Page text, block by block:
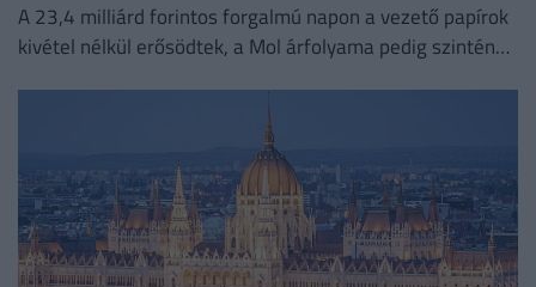
A 23,4 milliárd forintos forgalmú napon a vezető papírok
kivétel nélkül erősödtek, a Mol árfolyama pedig szintén